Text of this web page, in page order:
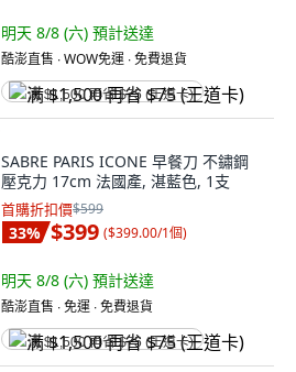
明天 8/8 (六) 預計送達
酷澎直售 ∙ WOW免運 ∙ 免費退貨
满 $1,500 再省 $75 (王道卡)
SABRE PARIS ICONE 早餐刀 不鏽鋼
壓克力 17cm 法國產, 湛藍色, 1支
首購折扣價$599
33% $399 ($399.00/1個)
明天 8/8 (六) 預計送達
酷澎直售 ∙ 免運 ∙ 免費退貨
满 $1,500 再省 $75 (王道卡)